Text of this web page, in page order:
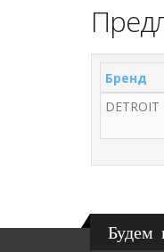
Бренд
DETROIT
Будем